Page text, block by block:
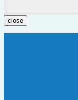
close